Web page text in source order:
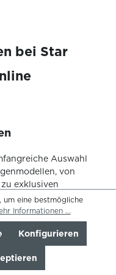
bei Star
Auswahl
von
exklusiven
nicht nur eine
sondern sorgen
für ein
ob Sie auf der
Zollgröße,
individuellen Farbe
um eine bestmögliche
Informationen ...
Konfigurieren